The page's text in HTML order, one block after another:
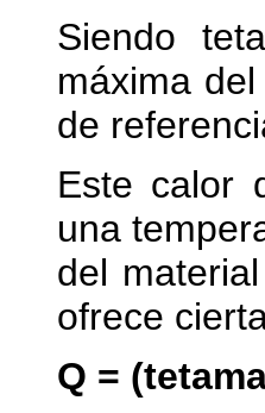
Siendo
máxima
de
Este calor
una
del
ofrece
Q =